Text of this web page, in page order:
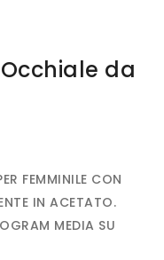
da
FEMMINILE CON
IN ACETATO.
MEDIA SU